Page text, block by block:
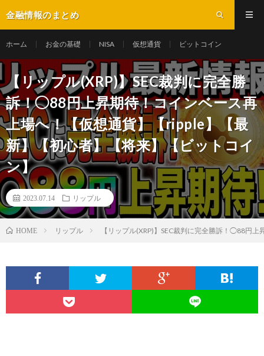
金融情報のまとめ
ホーム お金の基礎 NISA 仮想通貨 ビットコイン
【リップル(XRP)】SEC裁判に完全勝
訴！◯88円上昇期待！コインベース再
上場へ！【仮想通貨】【ripple】【最
新】【初心者】【将来】【ビットコイ
ン】
2023.07.14 リップル
HOME リップル 【リップル(XRP)】SEC裁判に完全勝訴！◯88円